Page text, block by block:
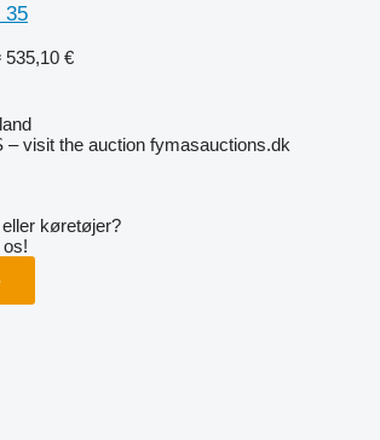
35
535,10 €
– visit the auction fymasauctions.dk
køretøjer?